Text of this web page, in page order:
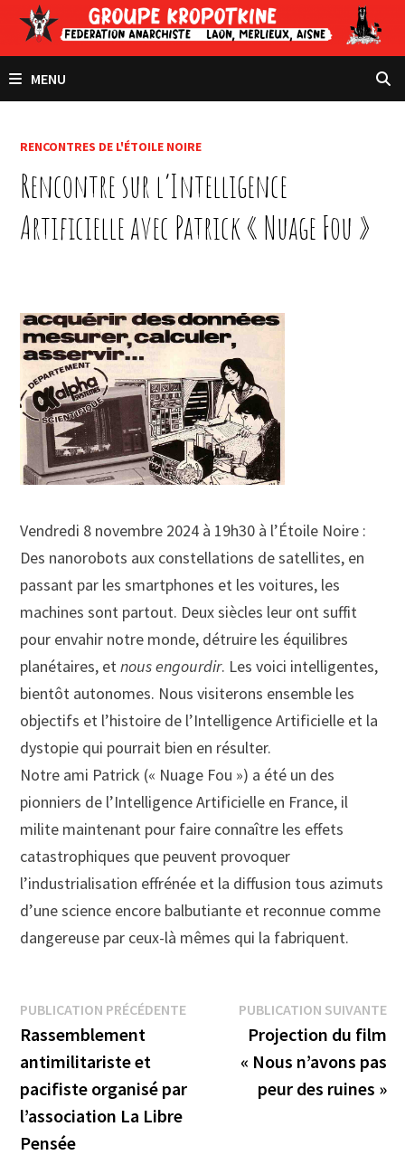
Passer
contenu
MENU
RENCONTRES DE L'ÉTOILE NOIRE
Rencontre sur l’Intelligence
Artificielle avec Patrick « Nuage Fou »
Vendredi 8 novembre 2024 à 19h30 à l’Étoile Noire :
Des nanorobots aux constellations de satellites, en
passant par les smartphones et les voitures, les
machines sont partout. Deux siècles leur ont suffit
pour envahir notre monde, détruire les équilibres
planétaires, etnous engourdir. Les voici intelligentes,
bientôt autonomes. Nous visiterons ensemble les
objectifs et l’histoire de l’Intelligence Artificielle et la
dystopie qui pourrait bien en résulter.
Notre ami Patrick (« Nuage Fou ») a été un des
pionniers de l’Intelligence Artificielle en France, il
milite maintenant pour faire connaître les effets
catastrophiques que peuvent provoquer
l’industrialisation effrénée et la diffusion tous azimuts
d’une science encore balbutiante et reconnue comme
dangereuse par ceux-là mêmes qui la fabriquent.
Navigation
de
l’article
PUBLICATION PRÉCÉDENTEPublication
précédente :
Rassemblement
antimilitariste et
pacifiste organisé par
l’association La Libre
Pensée
PUBLICATION SUIVANTE
Projection du film
« Nous n’avons pas
peur des ruines »